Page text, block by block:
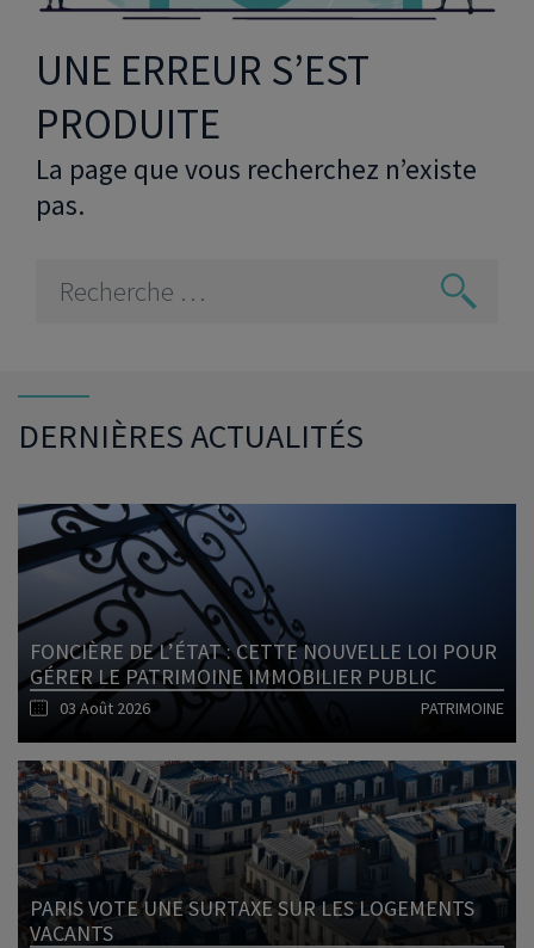
UNE ERREUR S’EST
PRODUITE
La page que vous recherchez n’existe
pas.
DERNIÈRES ACTUALITÉS
FONCIÈRE DE L’ÉTAT : CETTE NOUVELLE LOI POUR
GÉRER LE PATRIMOINE IMMOBILIER PUBLIC
03 Août 2026 PATRIMOINE
Lire l'article
PARIS VOTE UNE SURTAXE SUR LES LOGEMENTS
VACANTS